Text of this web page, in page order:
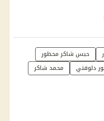
حبس شاكر محظور
دلوقتي
محمد شاكر